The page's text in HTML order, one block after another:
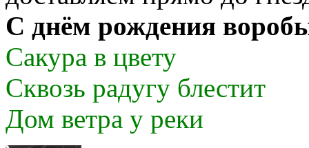
С днём рождения
Сакура в цвету
Сквозь радугу блестит
Дом ветра у реки